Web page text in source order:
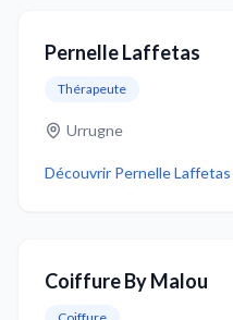
Pernelle Laffetas
Thérapeute
Urrugne
Découvrir Pernelle Laffetas
Coiffure By Malou